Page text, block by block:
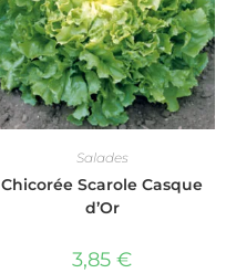
Salades
Chicorée Scarole Casque
d’Or
3,85 €